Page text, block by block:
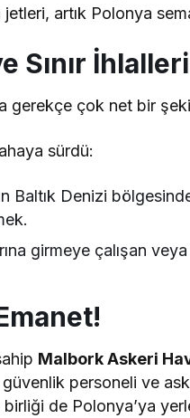
artık Polonya
Sınır
gerekçe çok net bir
sürdü:
Baltık Denizi
girmeye çalışan veya
Malbork Askeri
personeli ve
de Polonya’ya